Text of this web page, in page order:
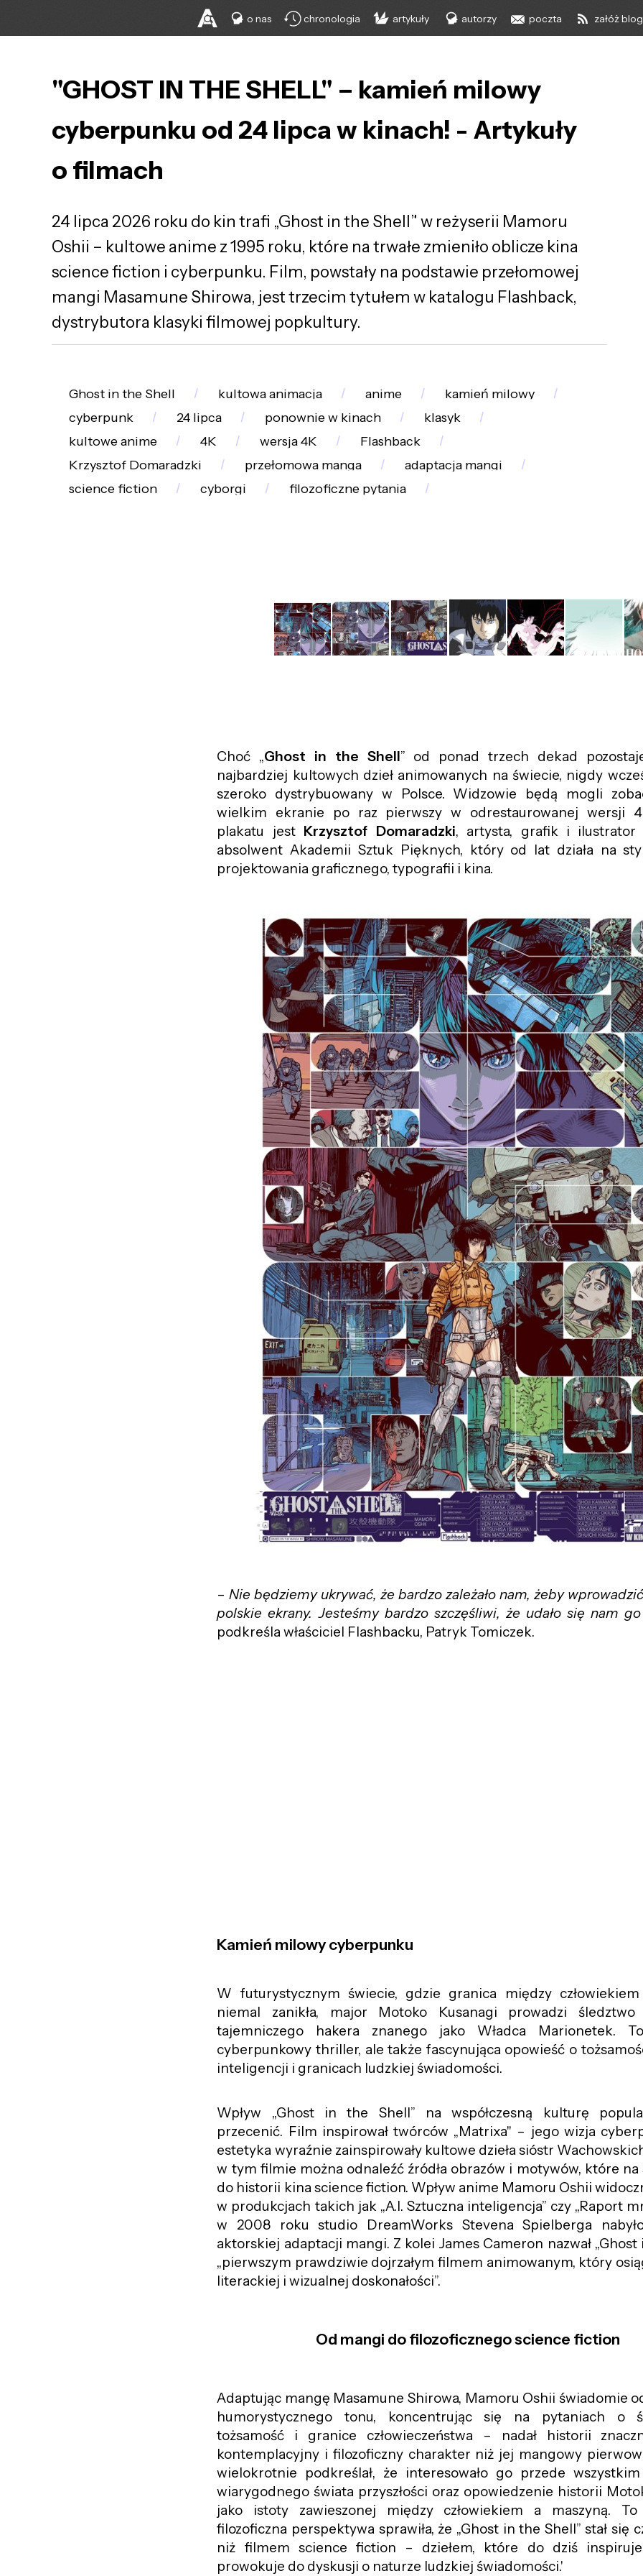
o nas chronologia artykuły autorzy poczta załóż
"GHOST IN THE SHELL" – kamień milowy
cyberpunku od 24 lipca w kinach! - Artykuły
o filmach
24 lipca 2026 roku do kin trafi „Ghost in the Shell” w reżyserii Mamoru
Oshii – kultowe anime z 1995 roku, które na trwałe zmieniło oblicze kina
science fiction i cyberpunku. Film, powstały na podstawie przełomowej
mangi Masamune Shirowa, jest trzecim tytułem w katalogu Flashback,
dystrybutora klasyki filmowej popkultury.
Ghost in the Shell kultowa animacja anime
kamień milowy
cyberpunk
24 lipca ponownie w kinach
klasyk
kultowe anime
4K wersja 4K
Flashback
Krzysztof Domaradzki
przełomowa manga
adaptacja mangi
science fiction
cyborgi filozoficzne pytania
Choć „Ghost in the Shell” od ponad trzech dekad
najbardziej kultowych dzieł animowanych na świecie, nigdy
szeroko dystrybuowany w Polsce. Widzowie będą mogli
wielkim ekranie po raz pierwszy w odrestaurowanej wersji
plakatu jest Krzysztof Domaradzki, artysta, grafik i ilustrator
absolwent Akademii Sztuk Pięknych, który od lat działa na
projektowania graficznego, typografii i kina.
–Nie będziemy ukrywać, że bardzo zależało nam, żeby
polskie ekrany. Jesteśmy bardzo szczęśliwi, że udało się nam
podkreśla właściciel Flashbacku, Patryk Tomiczek.
Kamień milowy cyberpunku
W futurystycznym świecie, gdzie granica między
niemal zanikła, major Motoko Kusanagi prowadzi
tajemniczego hakera znanego jako Władca Marionetek.
cyberpunkowy thriller, ale także fascynująca opowieść o
inteligencji i granicach ludzkiej świadomości.
Wpływ „Ghost in the Shell” na współczesną kulturę
przecenić. Film inspirował twórców „Matrixa" – jego wizja
estetyka wyraźnie zainspirowały kultowe dzieła sióstr
w tym filmie można odnaleźć źródła obrazów i motywów, które na
do historii kina science fiction. Wpływ anime Mamoru Oshii
w produkcjach takich jak „A.I. Sztuczna inteligencja” czy „Raport
w 2008 roku studio DreamWorks Stevena Spielberga
aktorskiej adaptacji mangi. Z kolei James Cameron nazwał „Ghost
„pierwszym prawdziwie dojrzałym filmem animowanym, który
literackiej i wizualnej doskonałości”.
Od mangi do filozoficznego science fiction
Adaptując mangę Masamune Shirowa, Mamoru Oshii świadomie
humorystycznego tonu, koncentrując się na pytaniach o
tożsamość i granice człowieczeństwa – nadał historii
kontemplacyjny i filozoficzny charakter niż jej mangowy
wielokrotnie podkreślał, że interesowało go przede
wiarygodnego świata przyszłości oraz opowiedzenie historii
jako istoty zawieszonej między człowiekiem a maszyną. To
filozoficzna perspektywa sprawiła, że „Ghost in the Shell” stał się
niż filmem science fiction – dziełem, które do dziś
prowokuje do dyskusji o naturze ludzkiej świadomości.'